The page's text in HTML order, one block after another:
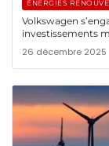
ÉNERGIES
Volkswagen
investissements
26 décembre 2025